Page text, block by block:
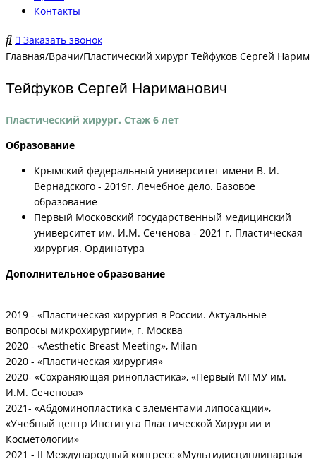
Контакты
Заказать звонок
Главная/Врачи/Пластический хирург Тейфуков Сергей
Тейфуков Сергей Нариманович
Пластический хирург. Стаж 6 лет
Образование
Крымский федеральный университет имени В. И.
Вернадского - 2019г. Лечебное дело. Базовое
образование
Первый Московский государственный медицинский
университет им. И.М. Сеченова - 2021 г. Пластическая
хирургия. Ординатура
Дополнительное образование
2019 - «Пластическая хирургия в России. Актуальные
вопросы микрохирургии», г. Москва
2020 - «Aesthetic Breast Meeting», Milan
2020 - «Пластическая хирургия»
2020- «Сохраняющая ринопластика», «Первый МГМУ им.
И.М. Сеченова»
2021- «Абдоминопластика с элементами липосакции»,
«Учебный центр Института Пластической Хирургии и
Косметологии»
2021 - II Международный конгресс «Мультидисциплинарная